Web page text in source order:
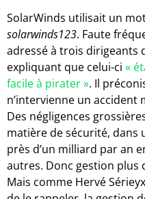
SolarWinds utilisait un
solarwinds123. Faute
adressé à trois dirigeants
expliquant que celui-ci «
facile à pirater ». Il
n’intervienne un
Des négligences
matière de sécurité, dans
près d’un milliard par an
autres. Donc gestion plus
Mais comme Hervé